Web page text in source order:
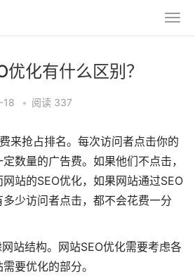
化有什么区别？
18 • 阅读 337
来抢占排名。每次访问者点击你的
数量的广告费。如果他们不点击，
站的SEO优化，如果网站通过SEO
少访问者点击，都不会花费一分
站结构。网站SEO优化需要考虑各
要优化的部分。